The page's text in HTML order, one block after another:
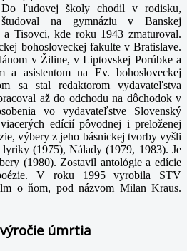
Do ľudovej školy chodil v rodisku,
študoval na gymnáziu v Banskej
Tisovci, kde roku 1943 zmaturoval.
bohosloveckej fakulte v Bratislave.
v Žiline, v Liptovskej Porúbke a
a asistentom na Ev. bohosloveckej
sa stal redaktorom vydavateľstva
až do odchodu na dôchodok v
vo vydavateľstve Slovenský
edícií pôvodnej i preloženej
výbery z jeho básnickej tvorby vyšli
(1975), Nálady (1979, 1983). Je
(1980). Zostavil antológie a edície
V roku 1995 vyrobila STV
o ňom, pod názvom Milan Kraus.
úmrtia